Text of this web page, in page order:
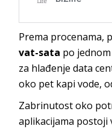
Prema procenama,
vat-sata po
za hlađenje data
oko pet kapi vode,
Zabrinutost oko
aplikacijama postoji